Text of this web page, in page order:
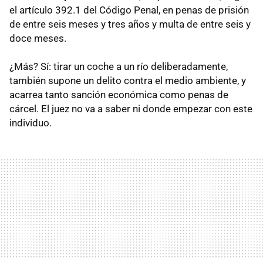
el artículo 392.1 del Código Penal, en penas de prisión
de entre seis meses y tres años y multa de entre seis y
doce meses.
¿Más? Sí: tirar un coche a un río deliberadamente,
también supone un delito contra el medio ambiente, y
acarrea tanto sanción económica como penas de
cárcel. El juez no va a saber ni donde empezar con este
individuo.